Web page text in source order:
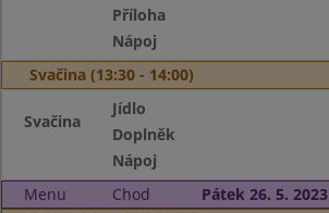
Příloha
Nápoj
Svačina (13:30 - 14:00)
Svačina
Jídlo
Doplněk
Nápoj
Menu
Chod
Pátek 26. 5. 2023